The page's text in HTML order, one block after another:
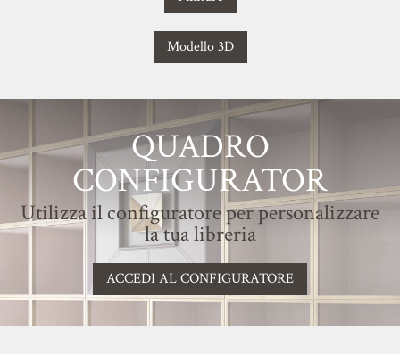
Modello 3D
QUADRO
CONFIGURATOR
Utilizza il configuratore per personalizzare
la tua libreria
ACCEDI AL CONFIGURATORE